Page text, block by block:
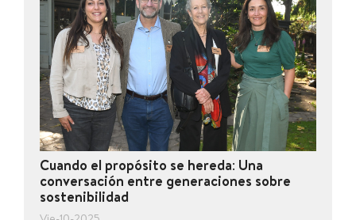
Cuando el propósito se hereda: Una
conversación entre generaciones sobre
sostenibilidad